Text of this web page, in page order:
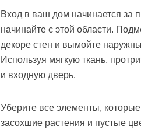
Вход в ваш дом начинается за
начинайте с этой области.
декоре стен и вымойте
Используя мягкую ткань,
и входную дверь.
Уберите все элементы, которые
засохшие растения и пустые